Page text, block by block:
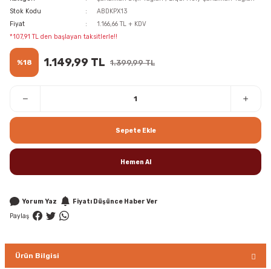
Stok Kodu
ABDKPX13
Fiyat
1.166,66 TL + KDV
*107,91 TL den başlayan taksitlerle!!
%18 1.149,99 TL 1.399,99 TL
Sepete Ekle
Hemen Al
Yorum Yaz
Fiyatı Düşünce Haber Ver
Paylaş
Ürün Bilgisi